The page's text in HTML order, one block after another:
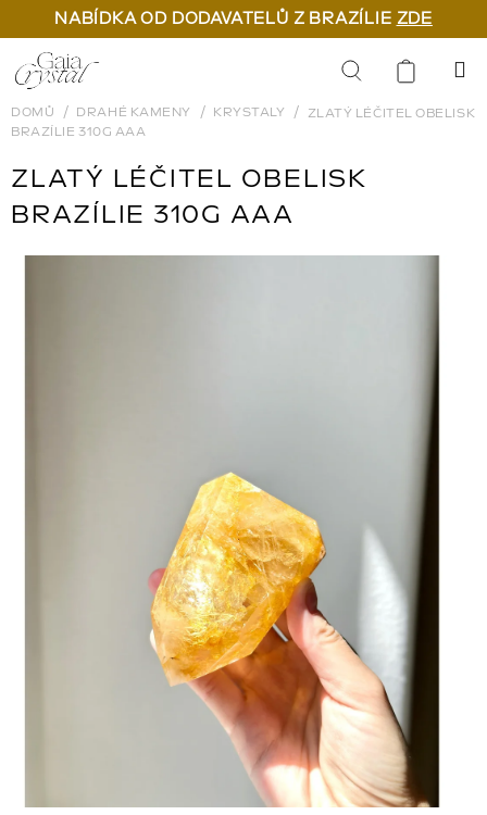
NABÍDKA OD DODAVATELŮ Z BRAZÍLIE ZDE
Přejít
na
obsah
Hledat
DOMŮ DRAHÉ KAMENY KRYSTALY
ZLATÝ LÉČITEL OBELISK
BRAZÍLIE 310G AAA
ZLATÝ LÉČITEL OBELISK
BRAZÍLIE 310G AAA